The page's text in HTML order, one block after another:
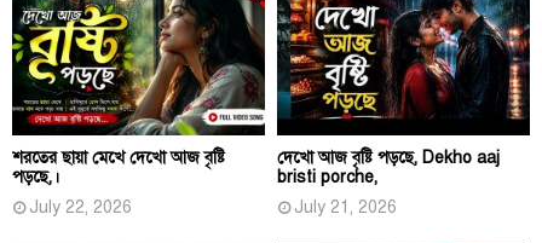
শরতের ছায়া মেখে দেখো আজ বৃষ্টি
পড়ছে,।
July 22, 2026
দেখো আজ বৃষ্টি পড়ছে, Dekho aaj
bristi porche,
July 21, 2026